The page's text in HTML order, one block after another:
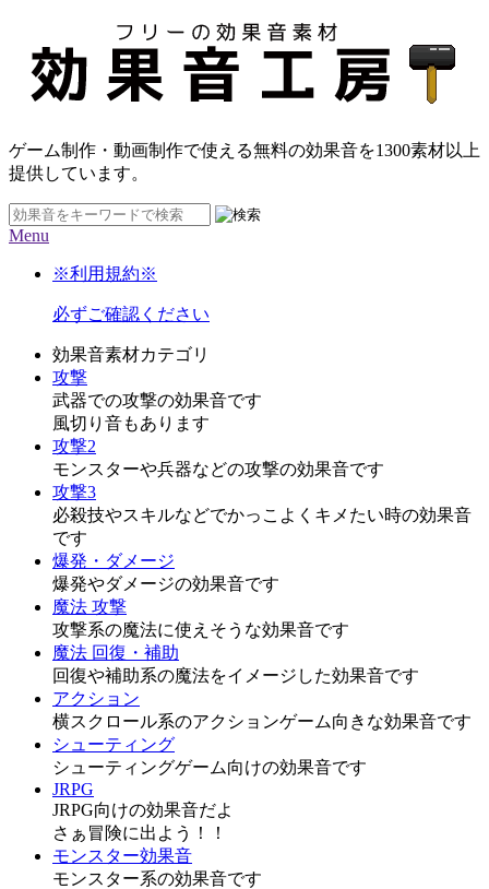
ゲーム制作・動画制作で使える無料の効果音を1300素材以上
提供しています。
Menu
※利用規約※
必ずご確認ください
効果音素材カテゴリ
攻撃
武器での攻撃の効果音です
風切り音もあります
攻撃2
モンスターや兵器などの攻撃の効果音です
攻撃3
必殺技やスキルなどでかっこよくキメたい時の効果音
です
爆発・ダメージ
爆発やダメージの効果音です
魔法 攻撃
攻撃系の魔法に使えそうな効果音です
魔法 回復・補助
回復や補助系の魔法をイメージした効果音です
アクション
横スクロール系のアクションゲーム向きな効果音です
シューティング
シューティングゲーム向けの効果音です
JRPG
JRPG向けの効果音だよ
さぁ冒険に出よう！！
モンスター効果音
モンスター系の効果音です